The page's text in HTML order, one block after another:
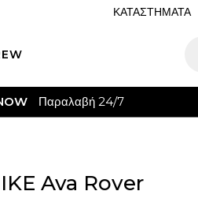
ΚΑΤΑΣΤΗΜΑΤΑ
Παραλαβή 24/7
Ava Rover